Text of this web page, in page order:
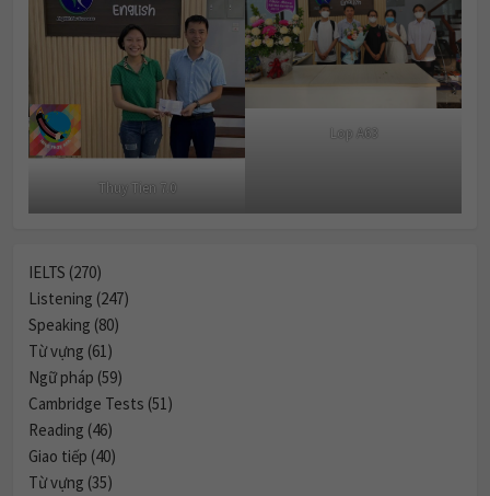
Thuy Tien 7.0
Lop A63
IELTS (270)
Listening (247)
Speaking (80)
Từ vựng (61)
Ngữ pháp (59)
Cambridge Tests (51)
Reading (46)
Giao tiếp (40)
Từ vựng (35)